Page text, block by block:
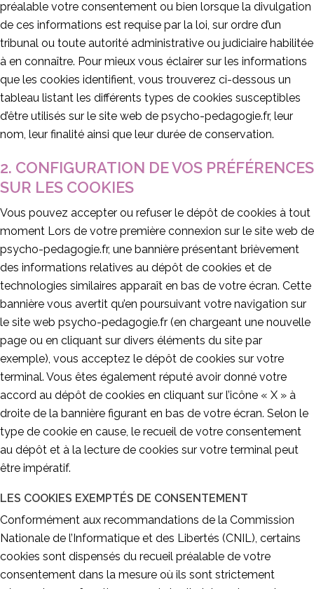
préalable votre consentement ou bien lorsque la divulgation
de ces informations est requise par la loi, sur ordre d’un
tribunal ou toute autorité administrative ou judiciaire habilitée
à en connaître. Pour mieux vous éclairer sur les informations
que les cookies identifient, vous trouverez ci-dessous un
tableau listant les différents types de cookies susceptibles
d’être utilisés sur le site web de psycho-pedagogie.fr, leur
nom, leur finalité ainsi que leur durée de conservation.
2. CONFIGURATION DE VOS PRÉFÉRENCES
SUR LES COOKIES
Vous pouvez accepter ou refuser le dépôt de cookies à tout
moment Lors de votre première connexion sur le site web de
psycho-pedagogie.fr, une bannière présentant brièvement
des informations relatives au dépôt de cookies et de
technologies similaires apparaît en bas de votre écran. Cette
bannière vous avertit qu’en poursuivant votre navigation sur
le site web psycho-pedagogie.fr (en chargeant une nouvelle
page ou en cliquant sur divers éléments du site par
exemple), vous acceptez le dépôt de cookies sur votre
terminal. Vous êtes également réputé avoir donné votre
accord au dépôt de cookies en cliquant sur l’icône « X » à
droite de la bannière figurant en bas de votre écran. Selon le
type de cookie en cause, le recueil de votre consentement
au dépôt et à la lecture de cookies sur votre terminal peut
être impératif.
LES COOKIES EXEMPTÉS DE CONSENTEMENT
Conformément aux recommandations de la Commission
Nationale de l’Informatique et des Libertés (CNIL), certains
cookies sont dispensés du recueil préalable de votre
consentement dans la mesure où ils sont strictement